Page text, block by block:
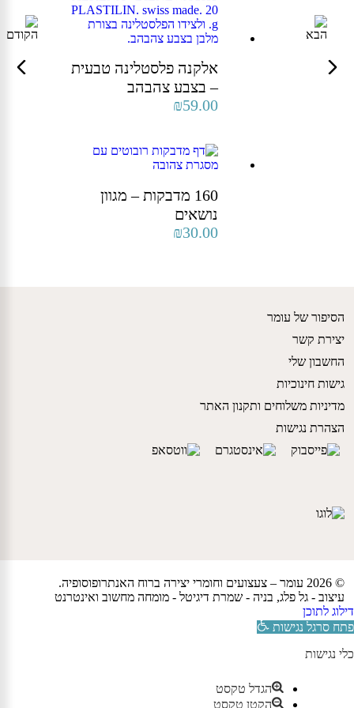
אלקנה פלסטלינה טבעית
– בצבע צהבהב
₪59.00
160 מדבקות – מגוון
נושאים
₪30.00
הסיפור של עומר
יצירת קשר
החשבון שלי
גישות חינוכיות
מדיניות משלוחים ותקנון האתר
הצהרת נגישות
© 2026 עומר – צעצועים וחומרי יצירה ברוח האנתרופוסופיה.
עיצוב - גל פלג, בניה - שמרת דיגיטל - מומחה מחשוב ואינטרנט
דילוג לתוכן
פתח סרגל נגישות
כלי נגישות
הגדל טקסט
הקטן טקסט